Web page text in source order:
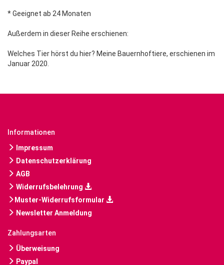
* Geeignet ab 24 Monaten
Außerdem in dieser Reihe erschienen:
Welches Tier hörst du hier? Meine Bauernhoftiere, erschienen im
Januar 2020.
Informationen
Impressum
Datenschutzerklärung
AGB
Widerrufsbelehrung
Muster-Widerrufsformular
Newsletter Anmeldung
Zahlungsarten
Überweisung
Paypal